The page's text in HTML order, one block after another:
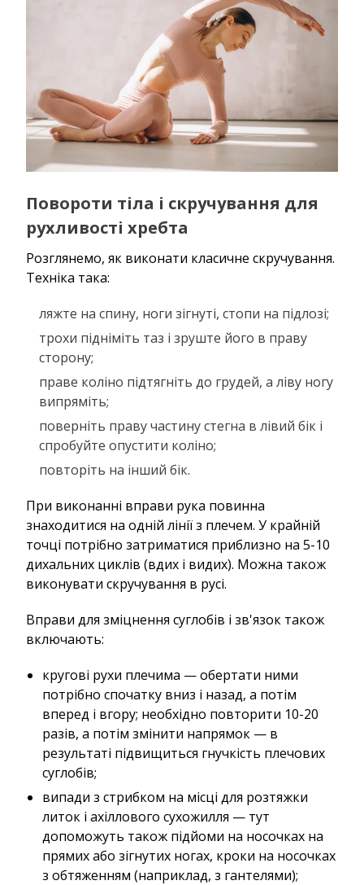
Повороти тіла і скручування для
рухливості хребта
Розглянемо, як виконати класичне скручування.
Техніка така:
ляжте на спину, ноги зігнуті, стопи на підлозі;
трохи підніміть таз і зруште його в праву
сторону;
праве коліно підтягніть до грудей, а ліву ногу
випряміть;
поверніть праву частину стегна в лівий бік і
спробуйте опустити коліно;
повторіть на інший бік.
При виконанні вправи рука повинна
знаходитися на одній лінії з плечем. У крайній
точці потрібно затриматися приблизно на 5-10
дихальних циклів (вдих і видих). Можна також
виконувати скручування в русі.
Вправи для зміцнення суглобів і зв'язок також
включають:
кругові рухи плечима — обертати ними
потрібно спочатку вниз і назад, а потім
вперед і вгору; необхідно повторити 10-20
разів, а потім змінити напрямок — в
результаті підвищиться гнучкість плечових
суглобів;
випади з стрибком на місці для розтяжки
литок і ахіллового сухожилля — тут
допоможуть також підйоми на носочках на
прямих або зігнутих ногах, кроки на носочках
з обтяженням (наприклад, з гантелями);